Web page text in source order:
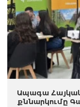
Ապագա
քննարկումը